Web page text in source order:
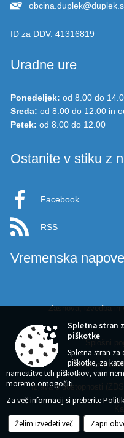
ID za DDV: 41316819
Uradne ure
Ponedeljek: od 8.00 do
Sreda: od 8.00 do 12.00 in
Petek: od 8.00 do 12.00
Ostanite v stiku z
Facebook
RSS
Vremenska
Zasnova, izvedba in
Center za
Izjava o dostopnosti
Spletna stran
piškotke
Spletna stran
piškotke, za
namestitve teh piškotkov, vam
moremo omogočiti.
Za več informacij si preberite
Želim izvedeti več Zapri